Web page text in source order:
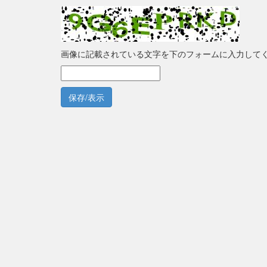
画像に記載されている文字を下のフォームに入力して
保存/表示